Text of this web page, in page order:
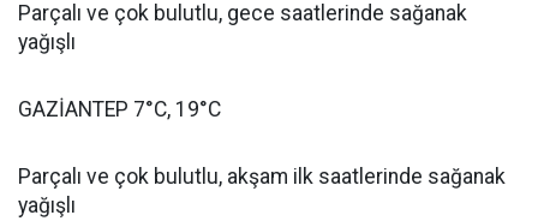
Parçalı ve çok bulutlu, gece saatlerinde sağanak
yağışlı
GAZİANTEP 7°C, 19°C
Parçalı ve çok bulutlu, akşam ilk saatlerinde sağanak
yağışlı